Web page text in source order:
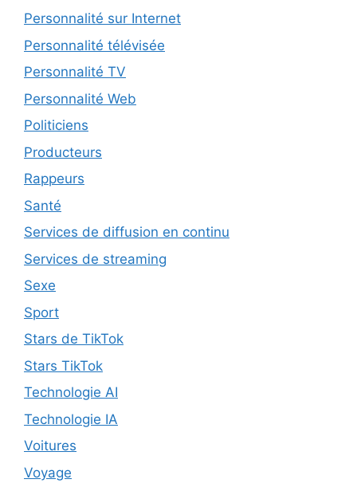
Personnalité sur Internet
Personnalité télévisée
Personnalité TV
Personnalité Web
Politiciens
Producteurs
Rappeurs
Santé
Services de diffusion en continu
Services de streaming
Sexe
Sport
Stars de TikTok
Stars TikTok
Technologie AI
Technologie IA
Voitures
Voyage